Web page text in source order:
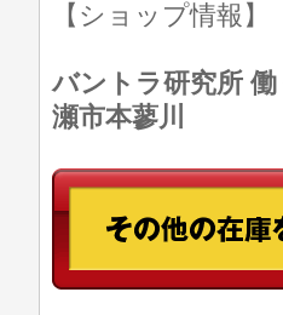
【ショップ情報】
バントラ研究所
瀬市本蓼川